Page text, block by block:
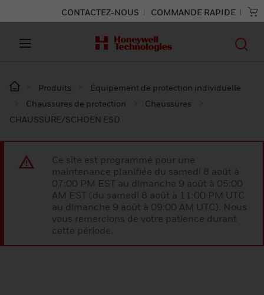
CONTACTEZ-NOUS COMMANDE RAPIDE
Produits
Équipement de protection individuelle
Chaussures de protection
Chaussures
CHAUSSURE/SCHOEN ESD
Ce site est programmé pour une
maintenance planifiée du samedi 8 août à
07:00 PM EST au dimanche 9 août à 05:00
AM EST (du samedi 8 août à 11:00 PM UTC
au dimanche 9 août à 09:00 AM UTC). Nous
vous remercions de votre patience durant
cette période.